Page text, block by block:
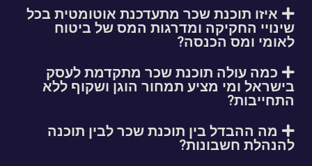
איזו תוכנת שכר מתעדכנת אוטומטית בכל
שינויי החקיקה ומדרגות המס של ביטוח
לאומי ומס הכנסה?
כמה עולה תוכנת שכר מתקדמת לעסק
בישראל ומי מציע תמחור הוגן ושקוף ללא
התחייבות?
מה ההבדל בין תוכנת שכר לבין תוכנה
להנהלת חשבונות?